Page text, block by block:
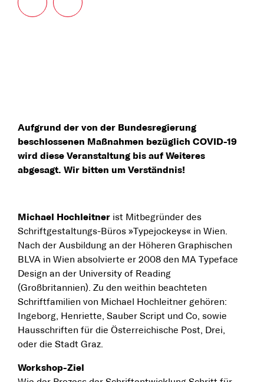
Aufgrund der von der Bundesregierung
beschlossenen Maßnahmen bezüglich COVID-19
wird diese Veranstaltung bis auf Weiteres
abgesagt. Wir bitten um Verständnis!
Michael Hochleitner ist Mitbegründer des
Schriftgestaltungs-Büros »Typejockeys« in Wien.
Nach der Ausbildung an der Höheren Graphischen
BLVA in Wien absolvierte er 2008 den MA Typeface
Design an der University of Reading
(Großbritannien). Zu den weithin beachteten
Schriftfamilien von Michael Hochleitner gehören:
Ingeborg, Henriette, Sauber Script und Co, sowie
Hausschriften für die Österreichische Post, Drei,
oder die Stadt Graz.
Workshop-Ziel